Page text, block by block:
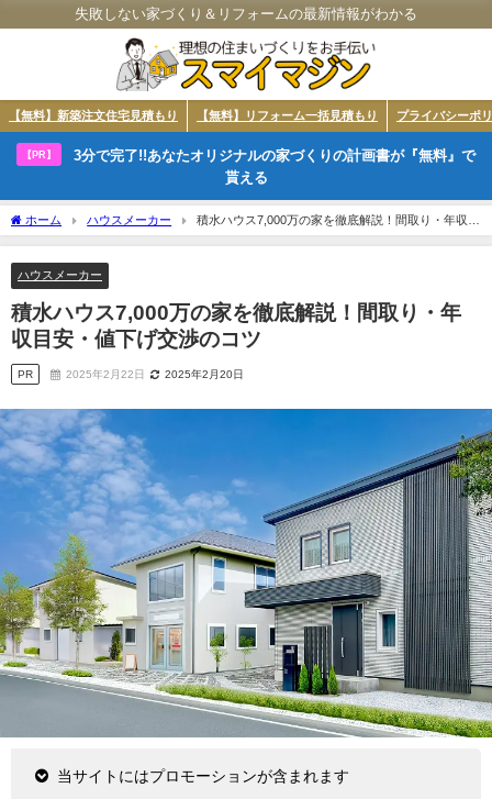
失敗しない家づくり＆リフォームの最新情報がわかる
【無料】新築注文住宅見積もり 【無料】リフォーム一括見積もり プライバシーポ
【PR】
3分で完了!!あなたオリジナルの家づくりの計画書が『無料』で
貰える
ホーム ハウスメーカー
積水ハウス7,000万の家を徹底解説！間取り・年収目
安・値下げ交渉のコツ
ハウスメーカー
積水ハウス7,000万の家を徹底解説！間取り・年
収目安・値下げ交渉のコツ
PR 2025年2月22日 2025年2月20日
当サイトにはプロモーションが含まれます